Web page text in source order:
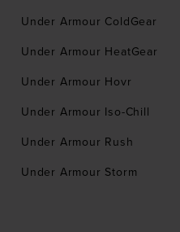
Under Armour ColdGear
Under Armour HeatGear
Under Armour Hovr
Under Armour Iso-Chill
Under Armour Rush
Under Armour Storm